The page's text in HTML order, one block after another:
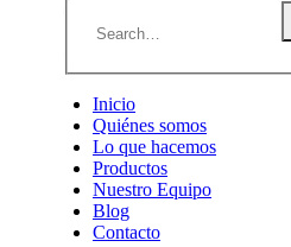
Inicio
Quiénes somos
Lo que hacemos
Productos
Nuestro Equipo
Blog
Contacto